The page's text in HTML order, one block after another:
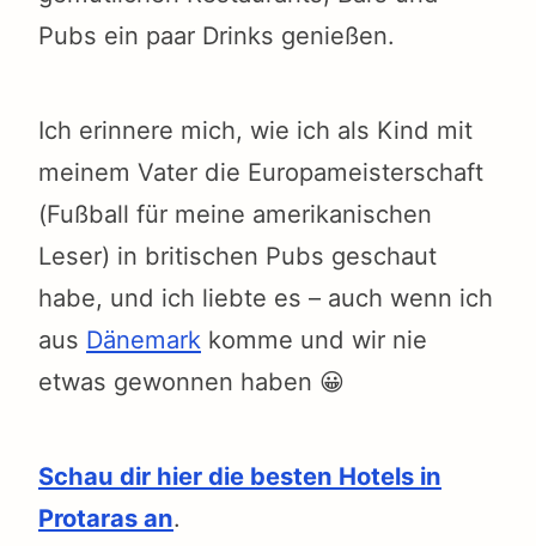
Pubs ein paar Drinks genießen.
Ich erinnere mich, wie ich als Kind mit
meinem Vater die Europameisterschaft
(Fußball für meine amerikanischen
Leser) in britischen Pubs geschaut
habe, und ich liebte es – auch wenn ich
aus Dänemark komme und wir nie
etwas gewonnen haben 😀
Schau dir hier die besten Hotels in
Protaras an.